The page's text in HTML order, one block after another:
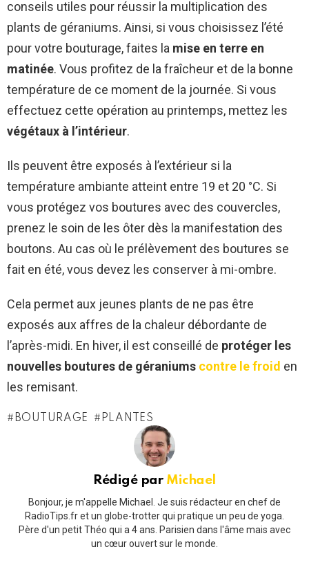
conseils utiles pour réussir la multiplication des
plants de géraniums. Ainsi, si vous choisissez l’été
pour votre bouturage, faites la mise en terre en
matinée. Vous profitez de la fraîcheur et de la bonne
température de ce moment de la journée. Si vous
effectuez cette opération au printemps, mettez les
végétaux à l’intérieur.
Ils peuvent être exposés à l’extérieur si la
température ambiante atteint entre 19 et 20 °C. Si
vous protégez vos boutures avec des couvercles,
prenez le soin de les ôter dès la manifestation des
boutons. Au cas où le prélèvement des boutures se
fait en été, vous devez les conserver à mi-ombre.
Cela permet aux jeunes plants de ne pas être
exposés aux affres de la chaleur débordante de
l’après-midi. En hiver, il est conseillé de protéger les
nouvelles boutures de géraniums contre le froid en
les remisant.
BOUTURAGE PLANTES
Rédigé par Michael
Bonjour, je m'appelle Michael. Je suis rédacteur en chef de
RadioTips.fr et un globe-trotter qui pratique un peu de yoga.
Père d'un petit Théo qui a 4 ans. Parisien dans l'âme mais avec
un cœur ouvert sur le monde.